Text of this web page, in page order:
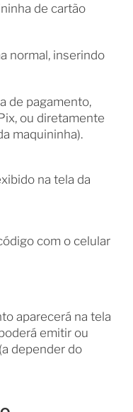
de cartão
normal, inserindo
de pagamento,
ou diretamente
maquininha).
na tela da
com o celular
aparecerá na tela
emitir ou
depender do